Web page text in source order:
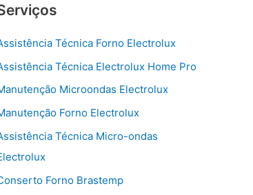
Técnica Forno Electrolux
Técnica Electrolux Home Pro
Microondas Electrolux
Forno Electrolux
Técnica Micro-ondas
Forno Brastemp